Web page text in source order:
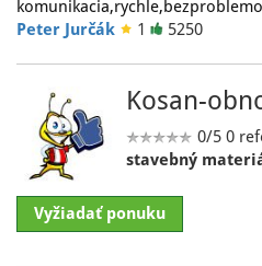
Peter Jurčák
1 5250
Kosan-
0/5 0
stavebný
Vyžiadať ponuku